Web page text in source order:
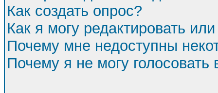
Как создать опрос?
Как я могу редактировать
Почему мне недоступны
Почему я не могу голосовать